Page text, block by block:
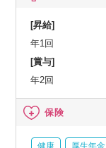
[昇給]
年1回
[賞与]
年2回
保険
健康 厚生年金